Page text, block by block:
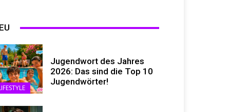
Jugendwort des Jahres
2026: Das sind die Top 10
Jugendwörter!